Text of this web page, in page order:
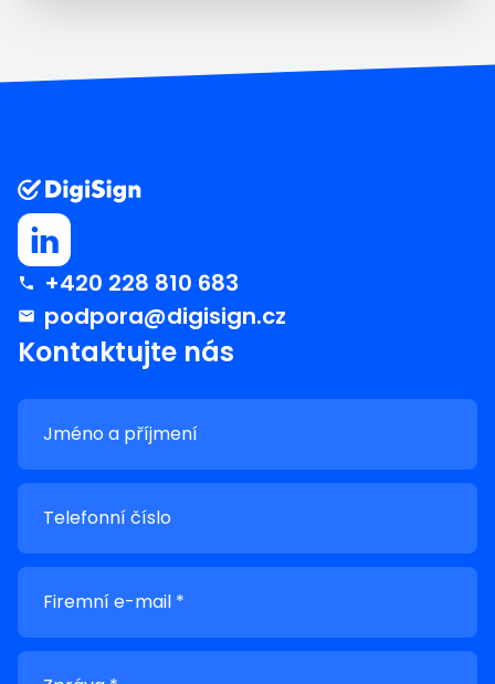
+420 228 810 683
podpora@digisign.cz
Kontaktujte nás
Jméno a příjmení
Telefonní číslo
Firemní e-mail *